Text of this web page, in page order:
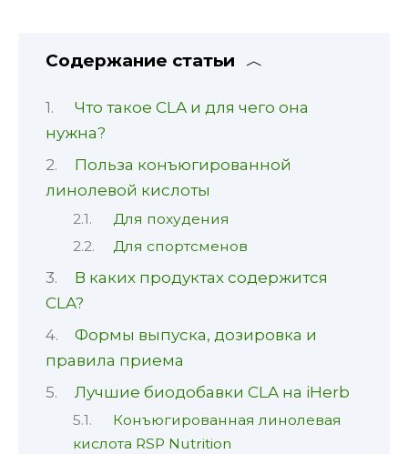
Содержание статьи
Что такое CLA и для чего она
нужна?
Польза конъюгированной
линолевой кислоты
Для похудения
Для спортсменов
В каких продуктах содержится
CLA?
Формы выпуска, дозировка и
правила приема
Лучшие биодобавки CLA на iHerb
Конъюгированная линолевая
кислота RSP Nutrition